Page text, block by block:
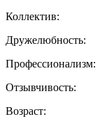
Коллектив:
Дружелюбность:
Профессионализм:
Отзывчивость:
Возраст: